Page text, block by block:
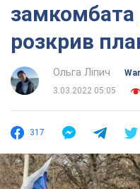
замкомбата
розкрив
Ольга Ліпич
War
3.03.2022 05:05
317